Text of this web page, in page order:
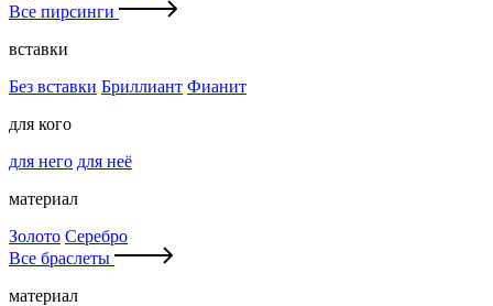
Все пирсинги
вставки
Без вставки Бриллиант Фианит
для кого
для него для неё
материал
Золото Серебро
Все браслеты
материал